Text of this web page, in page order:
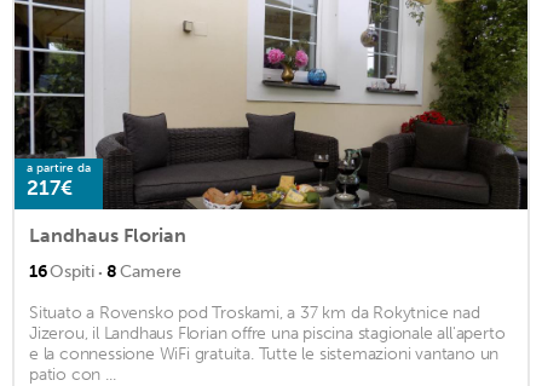
a partire da
217€
Landhaus Florian
16Ospiti · 8Camere
Situato a Rovensko pod Troskami, a 37 km da Rokytnice nad
Jizerou, il Landhaus Florian offre una piscina stagionale all'aperto
e la connessione WiFi gratuita. Tutte le sistemazioni vantano un
patio con ...